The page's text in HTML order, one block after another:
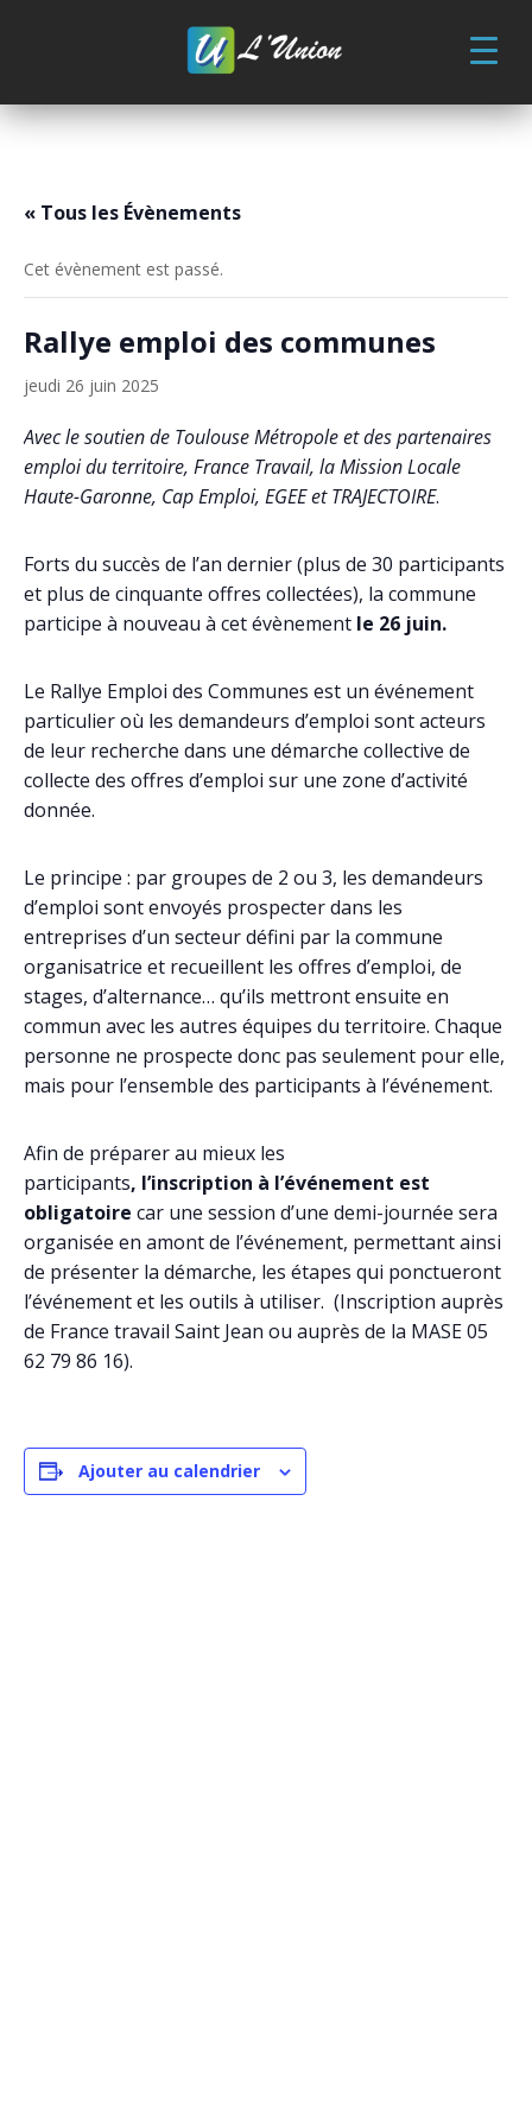
« Tous les Évènements
Cet évènement est passé.
Rallye emploi des communes
jeudi 26 juin 2025
Avec le soutien de Toulouse Métropole et des partenaires
emploi du territoire, France Travail, la Mission Locale
Haute-Garonne, Cap Emploi, EGEE et TRAJECTOIRE.
Forts du succès de l’an dernier (plus de 30 participants
et plus de cinquante offres collectées), la commune
participe à nouveau à cet évènement le 26 juin.
Le Rallye Emploi des Communes est un événement
particulier où les demandeurs d’emploi sont acteurs
de leur recherche dans une démarche collective de
collecte des offres d’emploi sur une zone d’activité
donnée.
Le principe : par groupes de 2 ou 3, les demandeurs
d’emploi sont envoyés prospecter dans les
entreprises d’un secteur défini par la commune
organisatrice et recueillent les offres d’emploi, de
stages, d’alternance… qu’ils mettront ensuite en
commun avec les autres équipes du territoire. Chaque
personne ne prospecte donc pas seulement pour elle,
mais pour l’ensemble des participants à l’événement.
Afin de préparer au mieux les
participants, l’inscription à l’événement est
obligatoire car une session d’une demi-journée sera
organisée en amont de l’événement, permettant ainsi
de présenter la démarche, les étapes qui ponctueront
l’événement et les outils à utiliser. (Inscription auprès
de France travail Saint Jean ou auprès de la MASE 05
62 79 86 16).
Ajouter au calendrier